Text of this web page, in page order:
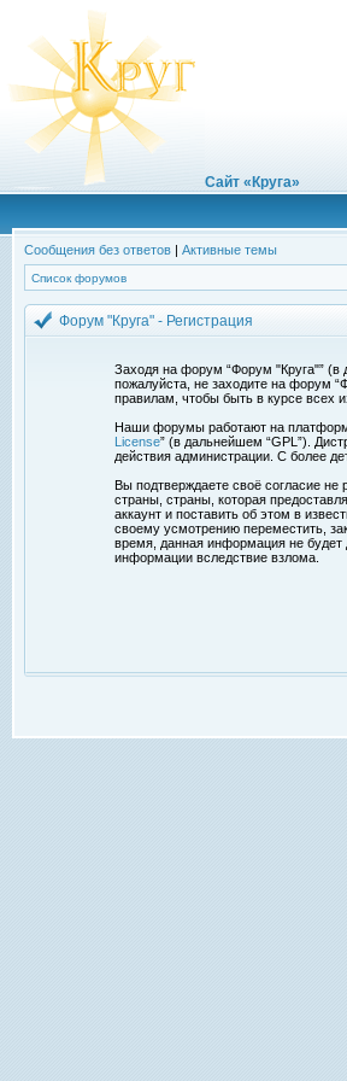
Сайт «Круга»
Сообщения без ответов | Активные темы
Список форумов
Форум "Круга" - Регистрация
Заходя на форум “Форум "Круга"”
пожалуйста, не заходите на форум
правилам, чтобы быть в курсе всех
Наши форумы работают на платформе
License” (в дальнейшем “GPL”).
действия администрации. С более
Вы подтверждаете своё согласие не
страны, страны, которая
аккаунт и поставить об этом в
своему усмотрению переместить,
время, данная информация не будет
информации вследствие взлома.